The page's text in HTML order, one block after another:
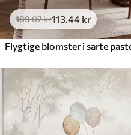
189.07kr113 .44 kr
Flygtige blomster i sarte